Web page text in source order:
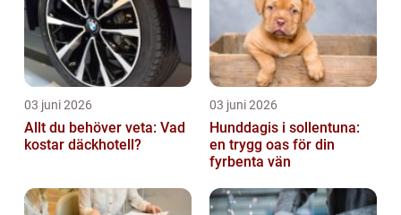
03 juni 2026
Allt du behöver veta: Vad
kostar däckhotell?
03 juni 2026
Hunddagis i sollentuna:
en trygg oas för din
fyrbenta vän